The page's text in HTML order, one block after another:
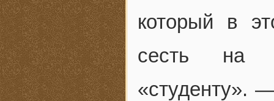
который в
сесть на
«студенту».